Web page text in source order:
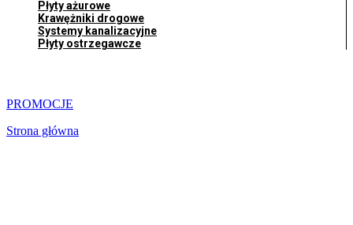
Płyty ażurowe
Krawężniki drogowe
Systemy kanalizacyjne
Płyty ostrzegawcze
PROMOCJE
Strona główna